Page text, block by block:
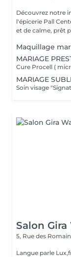
Découvrez notre
l'épicerie Pall
et de calme, prêt
Maquillage
MARIAGE
MARIAGE
Salon
5, Rue des
Langue parle